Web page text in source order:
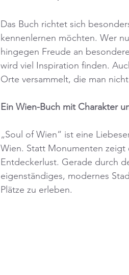
Das Buch richtet sich
kennenlernen möchten. Wer
hingegen Freude an
wird viel Inspiration finden.
Orte versammelt, die man
Ein Wien-Buch mit Charakter
„Soul of Wien“ ist eine
Wien. Statt Monumenten
Entdeckerlust. Gerade durch
eigenständiges, modernes
Plätze zu erleben.